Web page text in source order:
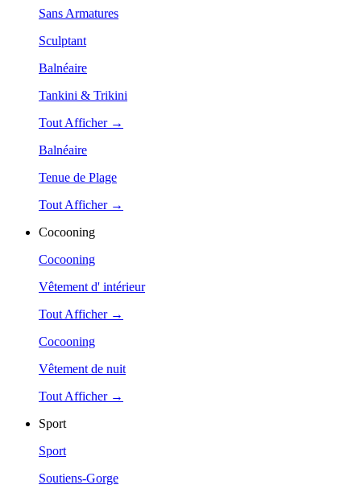
Sans Armatures
Sculptant
Balnéaire
Tankini & Trikini
Tout Afficher →
Balnéaire
Tenue de Plage
Tout Afficher →
Cocooning
Cocooning
Vêtement d' intérieur
Tout Afficher →
Cocooning
Vêtement de nuit
Tout Afficher →
Sport
Sport
Soutiens-Gorge